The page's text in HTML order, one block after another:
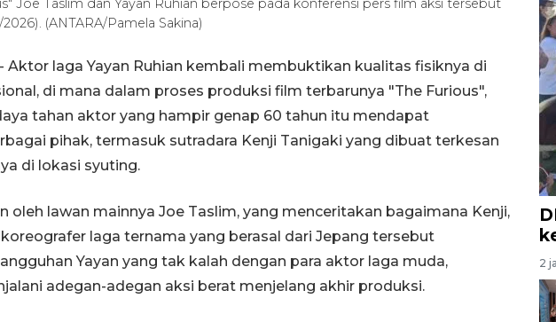
Joe Taslim dan Yayan Ruhian berpose pada konferensi pers film aksi tersebut
(ANTARA/Pamela Sakina)
Aktor laga Yayan Ruhian kembali membuktikan kualitas fisiknya di
di mana dalam proses produksi film terbarunya "The Furious",
tahan aktor yang hampir genap 60 tahun itu mendapat
pihak, termasuk sutradara Kenji Tanigaki yang dibuat terkesan
di lokasi syuting.
oleh lawan mainnya Joe Taslim, yang menceritakan bagaimana Kenji,
laga ternama yang berasal dari Jepang tersebut
Yayan yang tak kalah dengan para aktor laga muda,
adegan-adegan aksi berat menjelang akhir produksi.
2